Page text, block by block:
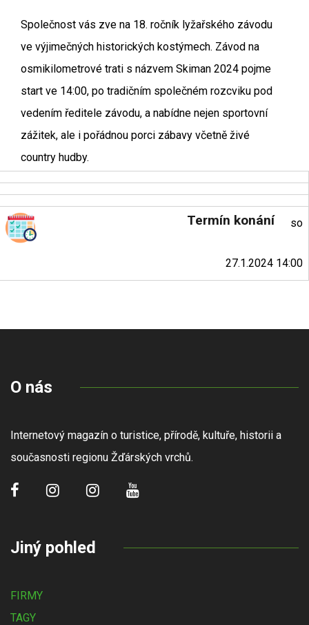
Společnost vás zve na 18. ročník lyžařského závodu
ve výjimečných historických kostýmech. Závod na
osmikilometrové trati s názvem Skiman 2024 pojme
start ve 14:00, po tradičním společném rozcviku pod
vedením ředitele závodu, a nabídne nejen sportovní
zážitek, ale i pořádnou porci zábavy včetně živé
country hudby.
Termín konání so
27.1.2024 14:00
O nás
Internetový magazín o turistice, přírodě, kultuře, historii a
současnosti regionu Žďárských vrchů.
Jiný pohled
FIRMY
TAGY